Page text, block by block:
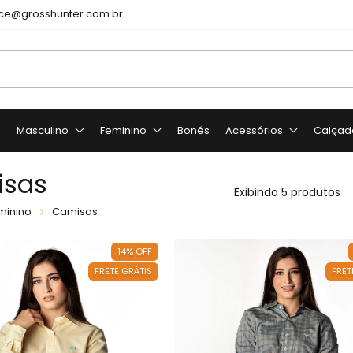
Masculino Feminino Bonés Acessórios
Camisas
Exibindo 5 produtos
14% OFF
FRETE GRÁTIS